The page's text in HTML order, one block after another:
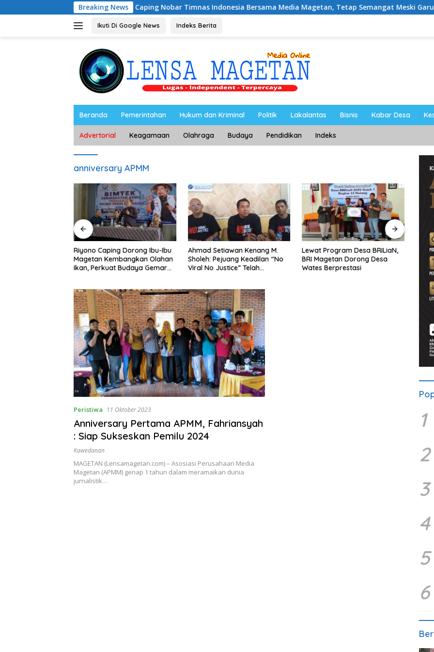
ke
Breaking News
Riyono Caping Nobar Timnas Indonesia Bersama Media Magetan, Tetap Semangat Meski Garuda Gagal Lolos
Ikuti Di Google News Indeks Berita
Beranda Pemerintahan Hukum dan Kriminal Politik Lakalantas Bisnis Kabar Desa
Advertorial Keagamaan Olahraga Budaya Pendidikan Indeks
anniversary APMM
Riyono Caping Dorong Ibu-Ibu
Magetan Kembangkan Olahan
Ikan, Perkuat Budaya Gemar
Ahmad Setiawan Kenang M.
Sholeh: Pejuang Keadilan “No
Viral No Justice” Telah
Lewat Program Desa BRILiaN,
BRI Magetan Dorong Desa
Wates Berprestasi
Peristiwa 11 Oktober 2023
Anniversary Pertama APMM, Fahriansyah
: Siap Sukseskan Pemilu 2024
Kawedanan
MAGETAN (Lensamagetan.com) – Asosiasi Perusahaan Media
Magetan (APMM) genap 1 tahun dalam meramaikan dunia
jurnalistik…
1
2
3
4
5
6